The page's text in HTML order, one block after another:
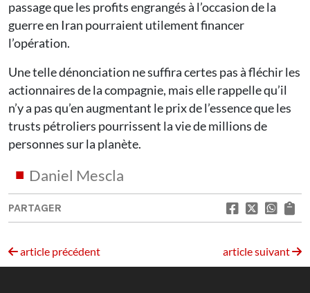
passage que les profits engrangés à l’occasion de la
guerre en Iran pourraient utilement financer
l’opération.
Une telle dénonciation ne suffira certes pas à fléchir les
actionnaires de la compagnie, mais elle rappelle qu’il
n’y a pas qu’en augmentant le prix de l’essence que les
trusts pétroliers pourrissent la vie de millions de
personnes sur la planète.
Daniel Mescla
PARTAGER
article précédent article suivant